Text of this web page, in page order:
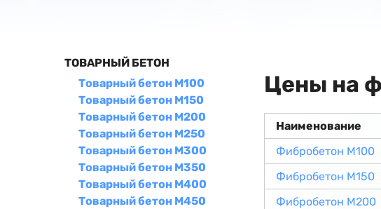
ТОВАРНЫЙ БЕТОН
Товарный бетон М100
Товарный бетон М150
Товарный бетон М200
Товарный бетон М250
Товарный бетон М300
Товарный бетон М350
Товарный бетон М400
Товарный бетон М450
Цены на
Наименование
Фибробетон М100
Фибробетон М150
Фибробетон М200